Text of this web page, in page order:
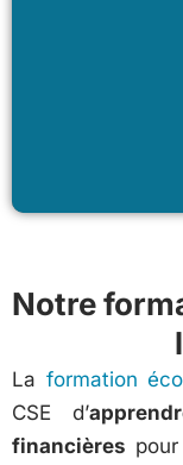
Notre
La formation
CSE d’
financières